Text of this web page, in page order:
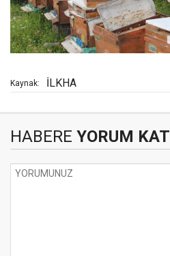
Kaynak: İLKHA
HABERE YORUM KAT